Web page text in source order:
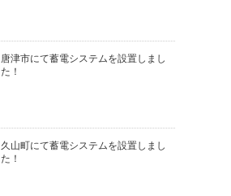
唐津市にて蓄電システムを設置しまし
た！
久山町にて蓄電システムを設置しまし
た！